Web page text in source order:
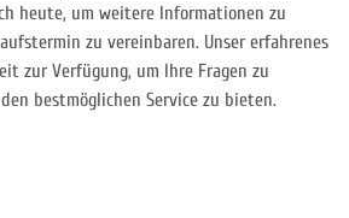
heute, um weitere Informationen zu
zu vereinbaren. Unser erfahrenes
zur Verfügung, um Ihre Fragen zu
bestmöglichen Service zu bieten.